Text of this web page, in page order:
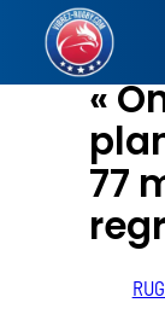
contenu
«
77